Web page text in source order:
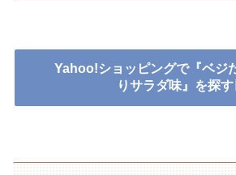
Yahoo!ショッピングで『ベジ
りサラダ味』を探